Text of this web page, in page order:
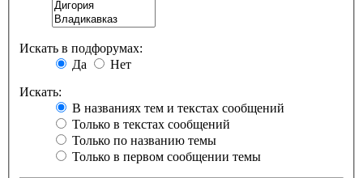
Искать в подфорумах:
Да
Нет
Искать:
В названиях тем и текстах сообщений
Только в текстах сообщений
Только по названию темы
Только в первом сообщении темы